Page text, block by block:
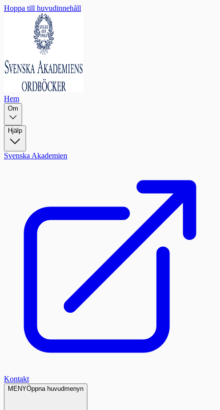
Hoppa till huvudinnehåll
Hem
Om
Hjälp
Svenska Akademien
Kontakt
MENYÖppna huvudmenyn